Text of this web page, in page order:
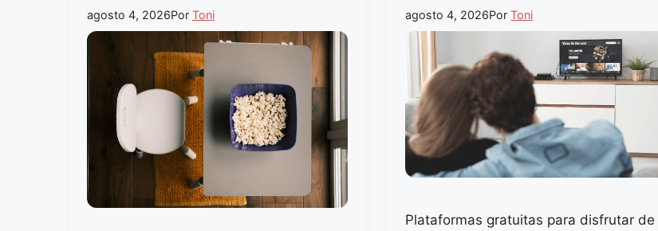
agosto 4, 2026Por Toni agosto 4, 2026PorToni
Plataformas gratuitas para disfrutar de